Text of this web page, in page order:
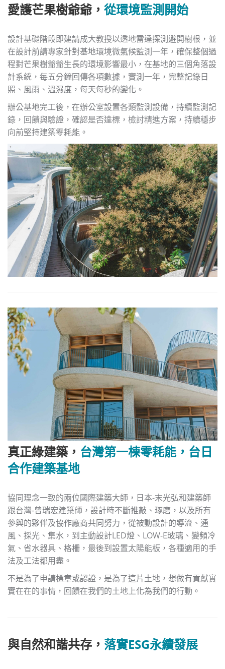
愛護芒果樹爺爺， 從環境監測開始
設計基礎階段即建請成大教授以透地雷達探測避開樹根，並
在設計前請專家針對基地環境微氣候監測一年，確保整個過
程對芒果樹爺爺生長的環境影響最小，在基地的三個角落設
計系統，每五分鐘回傳各項數據，實測一年，完整記錄日
照、風雨、溫濕度，每天每秒的變化。
辦公基地完工後，在辦公室設置各類監測設備，持續監測記
錄，回饋與驗證，確認是否達標，檢討精進方案，持續穩步
向前堅持建築零耗能。
真正綠建築， 台灣第一棟零耗能，台日
合作建築基地
協同理念一致的兩位國際建築大師，日本-末光弘和建築師
跟台灣-曾瑞宏建築師，設計時不斷推敲、琢磨，以及所有
參與的夥伴及協作廠商共同努力，從被動設計的導流、通
風、採光、集水，到主動設計LED燈、LOW-E玻璃、變頻冷
氣、省水器具、格柵，最後到設置太陽能板，各種適用的手
法及工法都用盡。
不是為了申請標章或認證，是為了這片土地，想做有貢獻實
實在在的事情，回饋在我們的土地上化為我們的行動。
與自然和諧共存， 落實ESG永續發展